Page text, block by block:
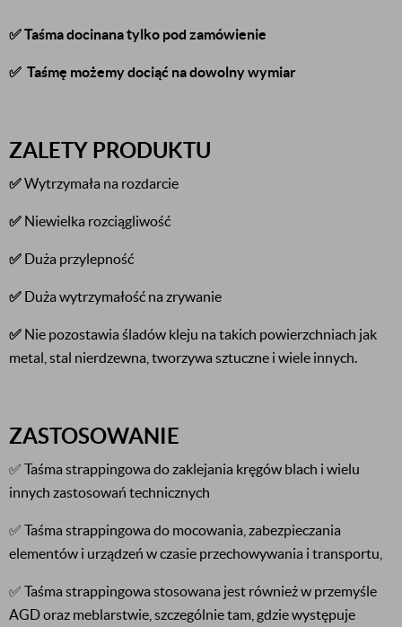
✅ Taśma docinana tylko pod zamówienie
✅ Taśmę możemy dociąć na dowolny wymiar
ZALETY PRODUKTU
✅Wytrzymała na rozdarcie
✅ Niewielka rozciągliwość
✅ Duża przylepność
✅ Duża wytrzymałość na zrywanie
✅ Nie pozostawia śladów kleju na takich powierzchniach jak
metal, stal nierdzewna, tworzywa sztuczne i wiele innych.
ZASTOSOWANIE
✅ Taśma strappingowa do zaklejania kręgów blach i wielu
innych zastosowań technicznych
✅ Taśma strappingowa do mocowania, zabezpieczania
elementów i urządzeń w czasie przechowywania i transportu,
✅ Taśma strappingowa stosowana jest również w przemyśle
AGD oraz meblarstwie, szczególnie tam, gdzie występuje